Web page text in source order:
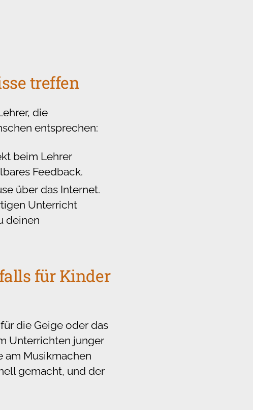
treffen
die
entsprechen:
beim Lehrer
Feedback.
über das Internet.
Unterricht
deinen
für Kinder
die Geige oder das
Unterrichten junger
am Musikmachen
gemacht, und der